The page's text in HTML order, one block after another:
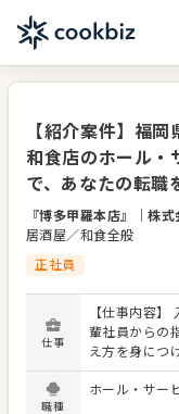
【紹介案件】福
和食店のホール・
で、あなたの転職
『博多甲羅本店』 ｜株式
居酒屋／和食全般
正社員
仕事
【仕事内容
輩社員からの
え方を身につ
からはじまり
げていき、新
職種
ホール・サー